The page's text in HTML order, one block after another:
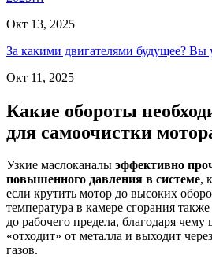
Окт 13, 2025
За какими двигателями будущее? Вы
Окт 11, 2025
Какие обороты
для самоочистки
Узкие маслоканалы эффективно
повышенного давления в системе,
если крутить мотор до высоких
температура в камере сгорания
до рабочего предела, благодаря
«отходит» от металла и выходит
газов.